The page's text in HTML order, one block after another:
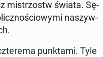
mi­strzostw świata. Sę­
na­szyw­
punk­ta­mi. Tyle